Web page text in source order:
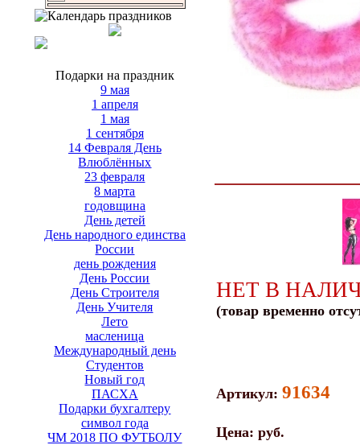
Подарки на праздник
9 мая
1 апреля
1 мая
1 сентября
14 Февраля День
Влюблённых
23 февраля
8 марта
годовщина
День детей
День народного единства
России
день рождения
День России
День Строителя
День Учителя
Лето
масленица
Международный день
Студентов
Новый год
ПАСХА
Подарки бухгалтеру
символ года
ЧМ 2018 ПО ФУТБОЛУ
НЕТ В
(товар временно
Артикул: 91634
Цена: руб.